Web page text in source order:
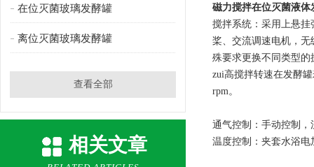
在位灭菌玻璃发酵罐
离位灭菌玻璃发酵罐
查看全部
相关文章
磁力搅拌在位灭菌液体
搅拌系统：采用上悬
桨、交流调速电机，
殊要求更换不同类型
zui高搅拌转速在发酵
rpm。
通气控制：手动控制，
温度控制：夹套水浴